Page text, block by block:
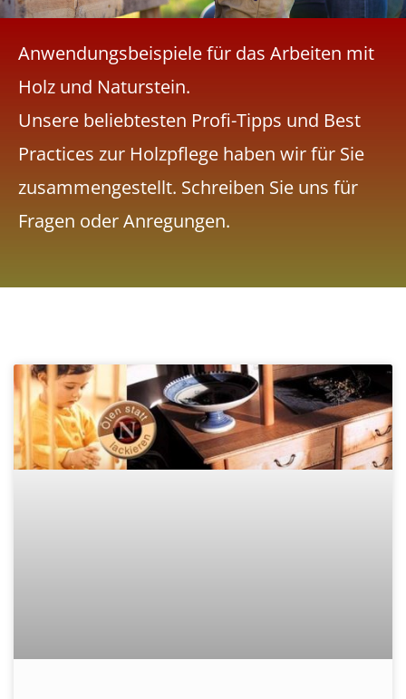
Anwendungsbeispiele für das Arbeiten mit
Holz und Naturstein.
Unsere beliebtesten Profi-Tipps und Best
Practices zur Holzpflege haben wir für Sie
zusammengestellt. Schreiben Sie uns für
Fragen oder Anregungen.
SeiteSeite